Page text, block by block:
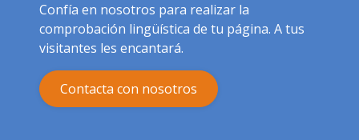
Confía en nosotros para realizar la
comprobación lingüística de tu página. A tus
visitantes les encantará.
Contacta con nosotros